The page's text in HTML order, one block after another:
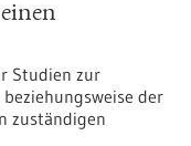
Studien zur
der
zuständigen